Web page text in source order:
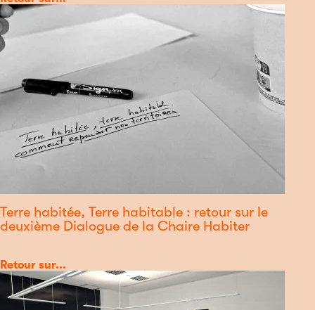
Terre habitée, Terre habitable : retour sur le
deuxième Dialogue de la Chaire Habiter
Catégorie
Retour sur...